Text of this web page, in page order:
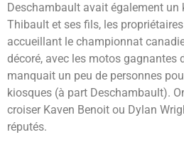
Deschambault avait également un
Thibault et ses fils, les
accueillant le championnat
décoré, avec les motos gagnantes
manquait un peu de personnes
kiosques (à part Deschambault).
croiser Kaven Benoit ou Dylan
réputés.